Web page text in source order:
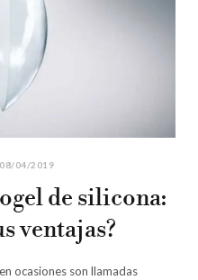
08/04/2019
de silicona:
ventajas?
ocasiones son llamadas